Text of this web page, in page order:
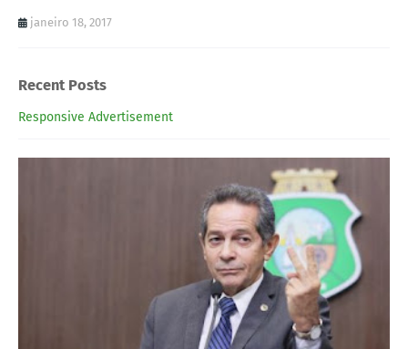
janeiro 18, 2017
Recent Posts
Responsive Advertisement